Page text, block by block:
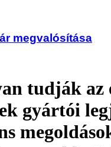
megvalósítása
tudják
gyártói